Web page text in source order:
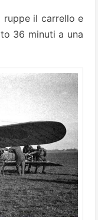
ruppe il carrello e
36 minuti a una